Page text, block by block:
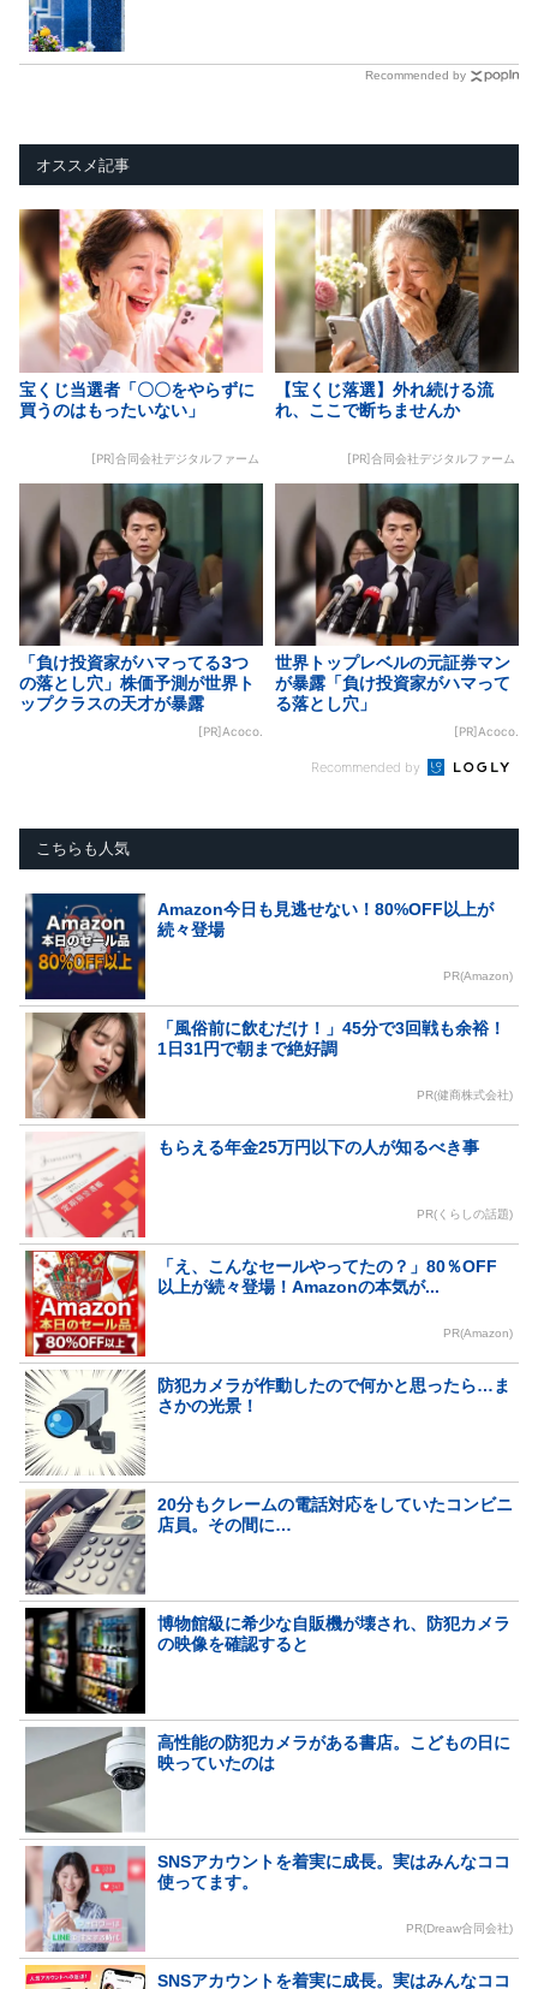
Recommended by
オススメ記事
宝くじ当選者「〇〇をやらずに
買うのはもったいない」
[PR]合同会社デジタルファーム
【宝くじ落選】外れ続ける流
れ、ここで断ちませんか
[PR]合同会社デジタルファーム
「負け投資家がハマってる3つ
の落とし穴」株価予測が世界ト
ップクラスの天才が暴露
[PR]Acoco.
世界トップレベルの元証券マン
が暴露「負け投資家がハマって
る落とし穴」
[PR]Acoco.
Recommended by
こちらも人気
Amazon今日も見逃せない！80%OFF以上が
続々登場
PR(Amazon)
「風俗前に飲むだけ！」45分で3回戦も余裕！
1日31円で朝まで絶好調
PR(健商株式会社)
もらえる年金25万円以下の人が知るべき事
PR(くらしの話題)
「え、こんなセールやってたの？」80％OFF
以上が続々登場！Amazonの本気が...
PR(Amazon)
防犯カメラが作動したので何かと思ったら…ま
さかの光景！
20分もクレームの電話対応をしていたコンビニ
店員。その間に…
博物館級に希少な自販機が壊され、防犯カメラ
の映像を確認すると
高性能の防犯カメラがある書店。こどもの日に
映っていたのは
SNSアカウントを着実に成長。実はみんなココ
使ってます。
PR(Dreaw合同会社)
SNSアカウントを着実に成長。実はみんなココ